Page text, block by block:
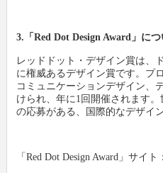
3.「Red Dot Design Award」につ
レッドドット・デザイン賞は、
に権威あるデザイン賞です。プ
コミュニケーションデザイン、
けられ、年に1回開催されます
の応募がある、国際的なデザイ
「Red Dot Design Award」サイト：